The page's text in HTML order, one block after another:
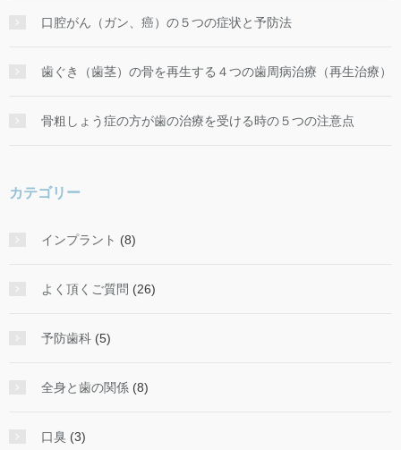
口腔がん（ガン、癌）の５つの症状と予防法
歯ぐき（歯茎）の骨を再生する４つの歯周病治療（再生治療）
骨粗しょう症の方が歯の治療を受ける時の５つの注意点
カテゴリー
インプラント (8)
よく頂くご質問 (26)
予防歯科 (5)
全身と歯の関係 (8)
口臭 (3)